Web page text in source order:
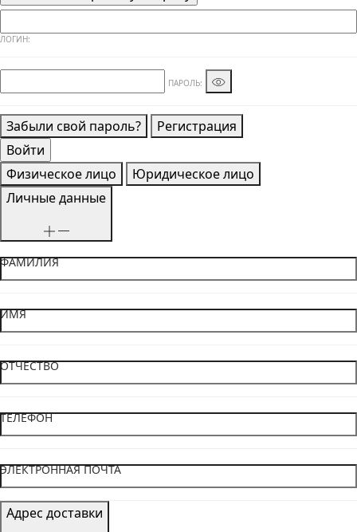
ЛОГИН:
ПАРОЛЬ:
Забыли свой пароль? Регистрация
Физическое лицо
Юридическое лицо
Личные данные
ФАМИЛИЯ
ИМЯ
ОТЧЕСТВО
ТЕЛЕФОН
ЭЛЕКТРОННАЯ ПОЧТА
Адрес доставки